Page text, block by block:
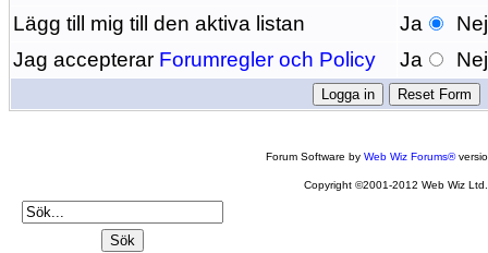
Lägg till mig till den aktiva listan Ja
Nej
Jag accepterar Forumregler och Policy Ja Nej
Forum Software byWeb Wiz Forums®
Copyright ©2001-2012 Web Wiz Ltd.